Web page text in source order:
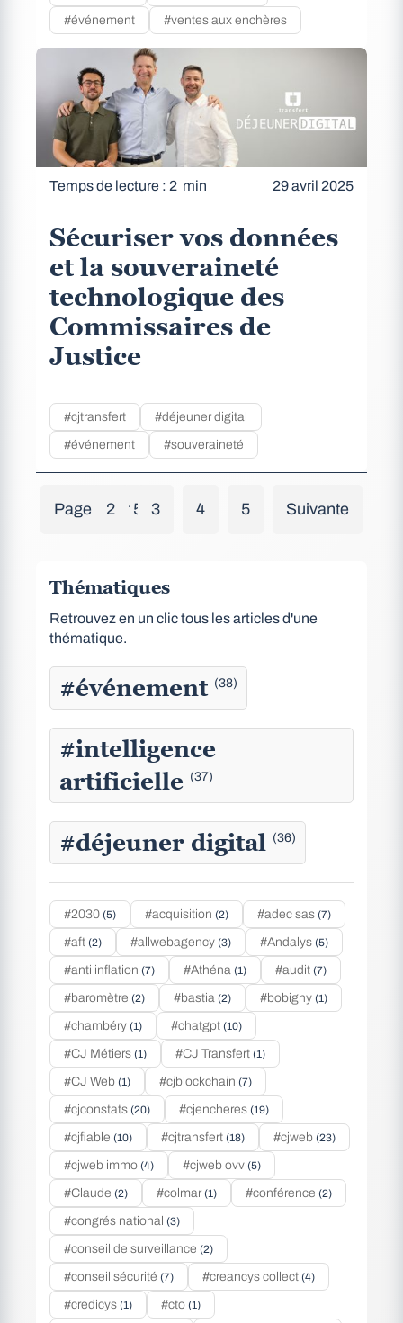
#événement #ventes aux enchères
Temps de lecture : 2 min 29 avril 2025
Sécuriser vos données
et la souveraineté
technologique des
Commissaires de
Justice
#cjtransfert #déjeuner digital
#événement #souveraineté
Page 1 sur 5
1 2 3 4 5 Suivante
Thématiques
Retrouvez en un clic tous les articles d'une
thématique.
#événement (38)
#intelligence
artificielle (37)
#déjeuner digital (36)
#2030 (5) #acquisition (2) #adec sas (7)
#aft (2) #allwebagency (3) #Andalys (5)
#anti inflation (7) #Athéna (1) #audit (7)
#baromètre (2) #bastia (2) #bobigny (1)
#chambéry (1) #chatgpt (10)
#CJ Métiers (1) #CJ Transfert (1)
#CJ Web (1) #cjblockchain (7)
#cjconstats (20) #cjencheres (19)
#cjfiable (10) #cjtransfert (18) #cjweb (23)
#cjweb immo (4) #cjweb ovv (5)
#Claude (2) #colmar (1) #conférence (2)
#congrés national (3)
#conseil de surveillance (2)
#conseil sécurité (7) #creancys collect (4)
#credicys (1) #cto (1)